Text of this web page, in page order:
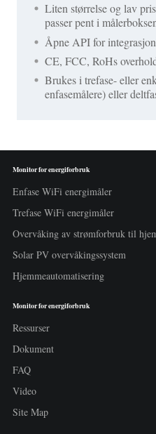
Liten størrelse og lav
passer pent i
Åpne API for
CE, FCC, RoHs
Brukes i trefase- eller
enfasemålere) eller
Monitor for energiforbruk
Enfase WiFi energimåler
Trefase WiFi energimåler
Overvåking av strømforbruk til
Solar PV overvåkingssystem
Hjemmeautomatisering
Monitor for energiforbruk
Ressurser
Dokument
FAQ
Video
Site Map